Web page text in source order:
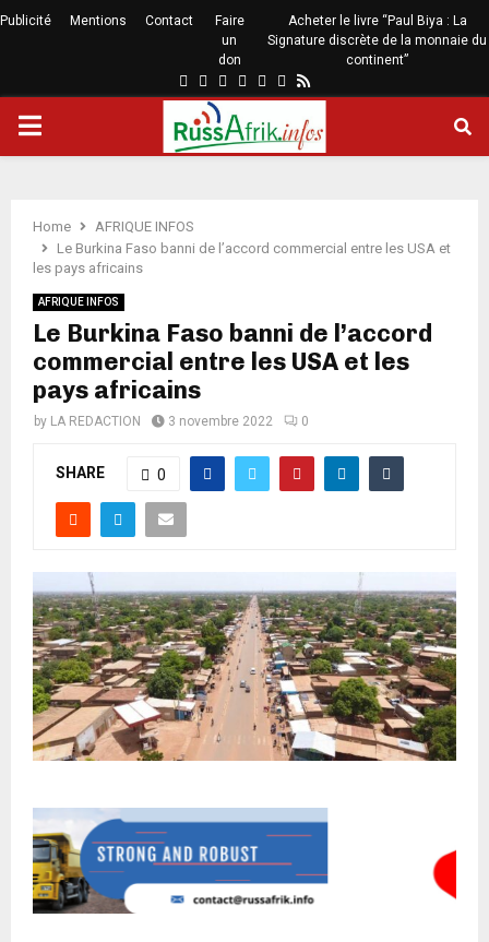
Publicité Mentions Contact
Faire
un
don
Acheter le livre “Paul Biya : La
Signature discrète de la monnaie du
continent”
Home
AFRIQUE INFOS
Le Burkina Faso banni de l’accord commercial entre les USA et
les pays africains
AFRIQUE INFOS
Le Burkina Faso banni de l’accord
commercial entre les USA et les
pays africains
by LA REDACTION 3 novembre 2022 0
SHARE 0